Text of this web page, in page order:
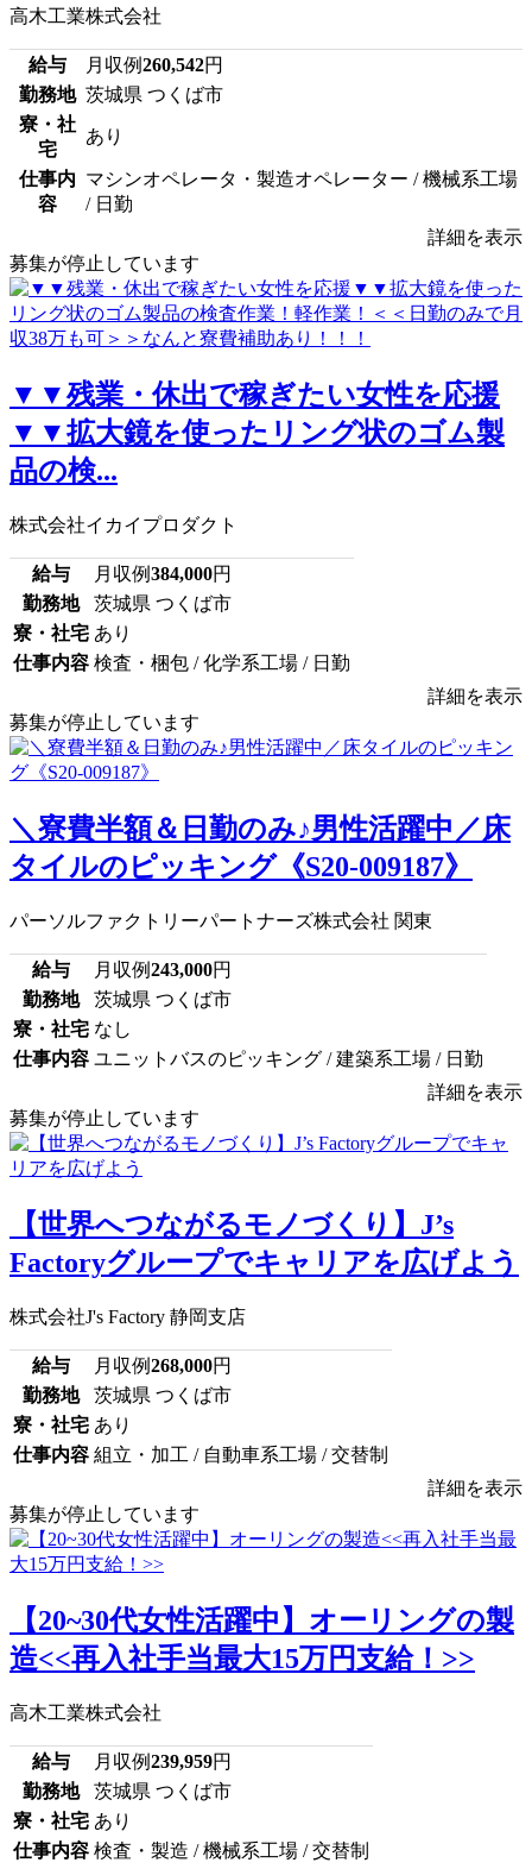
高木工業株式会社
給与 月収例260,542円
勤務地 茨城県 つくば市
寮・社
宅
あり
仕事内
容
マシンオペレータ・製造オペレーター / 機械系工場
/ 日勤
詳細を表示
募集が停止しています
▼▼残業・休出で稼ぎたい女性を応援
▼▼拡大鏡を使ったリング状のゴム製
品の検...
株式会社イカイプロダクト
給与 月収例384,000円
勤務地
茨城県 つくば市
寮・社宅 あり
仕事内容 検査・梱包 / 化学系工場 / 日勤
詳細を表示
募集が停止しています
＼寮費半額＆日勤のみ♪男性活躍中／床
タイルのピッキング《S20-009187》
パーソルファクトリーパートナーズ株式会社 関東
給与 月収例243,000円
勤務地
茨城県 つくば市
寮・社宅 なし
仕事内容 ユニットバスのピッキング / 建築系工場 / 日勤
詳細を表示
募集が停止しています
【世界へつながるモノづくり】J’s
Factoryグループでキャリアを広げよう
株式会社J's Factory 静岡支店
給与 月収例268,000円
勤務地
茨城県 つくば市
寮・社宅 あり
仕事内容 組立・加工 / 自動車系工場 / 交替制
詳細を表示
募集が停止しています
【20~30代女性活躍中】オーリングの製
造<<再入社手当最大15万円支給！>>
高木工業株式会社
給与 月収例239,959円
勤務地
茨城県 つくば市
寮・社宅 あり
仕事内容 検査・製造 / 機械系工場 / 交替制